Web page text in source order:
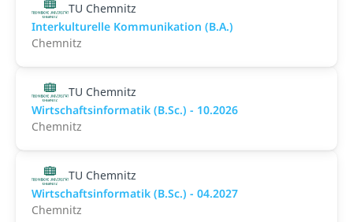
TU Chemnitz
Interkulturelle Kommunikation (B.A.)
Chemnitz
TU Chemnitz
Wirtschaftsinformatik (B.Sc.) - 10.2026
Chemnitz
TU Chemnitz
Wirtschaftsinformatik (B.Sc.) - 04.2027
Chemnitz